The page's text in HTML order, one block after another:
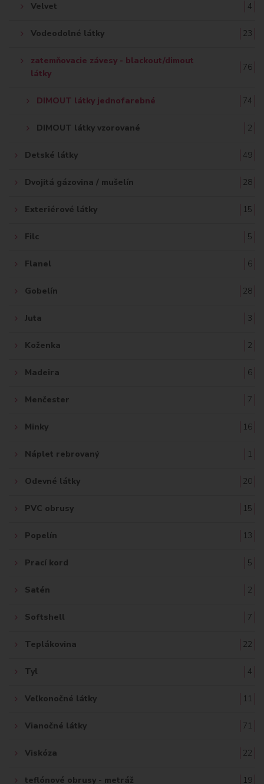
Velvet 4
Vodeodolné látky 23
zatemňovacie závesy - blackout/dimout
látky
76
DIMOUT látky jednofarebné 74
DIMOUT látky vzorované 2
Detské látky 49
Dvojitá gázovina / mušelín 28
Exteriérové látky 15
Filc 5
Flanel 6
Gobelín 28
Juta 3
Koženka 2
Madeira 6
Menčester 7
Minky 16
Náplet rebrovaný 1
Odevné látky 20
PVC obrusy 15
Popelín 13
Prací kord 5
Satén 2
Softshell 7
Teplákovina 22
Tyl 4
Veľkonočné látky 11
Vianočné látky 71
Viskóza 22
teflónové obrusy - metráž 19